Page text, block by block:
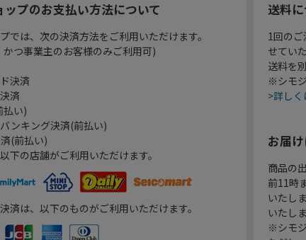
プのお支払い方法について
では、次の決済方法をご利用いただけます。
かつ事業主のお客様のみご利用可)
決済
済
払い)
ンキング決済(前払い)
(前払い)
下の店舗がご利用いただけます。
済は、以下のものがご利用いただけます。
送料
1回の
せてい
送料を
※シモ
>詳しく
お届
商品の
前11時
いたし
いたしま
※シモ